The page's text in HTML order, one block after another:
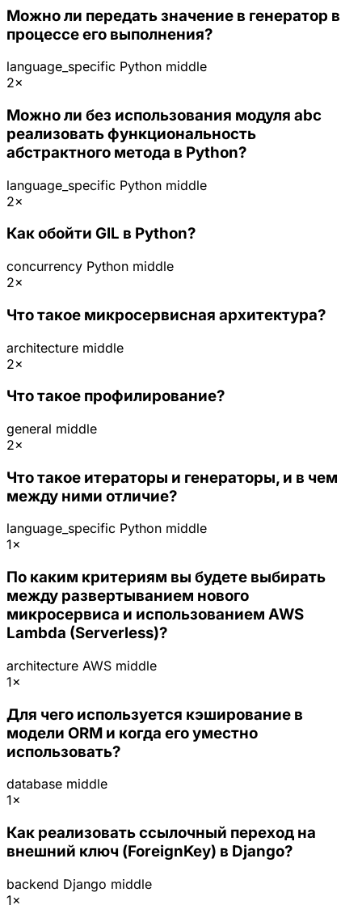
Можно ли передать значение в генератор в
процессе его выполнения?
language_specific Python middle
2×
Можно ли без использования модуля abc
реализовать функциональность
абстрактного метода в Python?
language_specific Python middle
2×
Как обойти GIL в Python?
concurrency Python middle
2×
Что такое микросервисная архитектура?
architecture middle
2×
Что такое профилирование?
general middle
2×
Что такое итераторы и генераторы, и в чем
между ними отличие?
language_specific Python middle
1×
По каким критериям вы будете выбирать
между развертыванием нового
микросервиса и использованием AWS
Lambda (Serverless)?
architecture AWS middle
1×
Для чего используется кэширование в
модели ORM и когда его уместно
использовать?
database middle
1×
Как реализовать ссылочный переход на
внешний ключ (ForeignKey) в Django?
backend Django middle
1×